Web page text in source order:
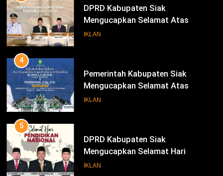
DPRD Kabupaten Siak
Mengucapkan Selamat Atas
Pengambilan Sumpah Jabatan
IKLAN
4
Pemerintah Kabupaten Siak
Mengucapkan Selamat Atas
Pengambilan Sumpah Jabatan
IKLAN
5
DPRD Kabupaten Siak
Mengucapkan Selamat Hari
Pendidikan Nasional
IKLAN